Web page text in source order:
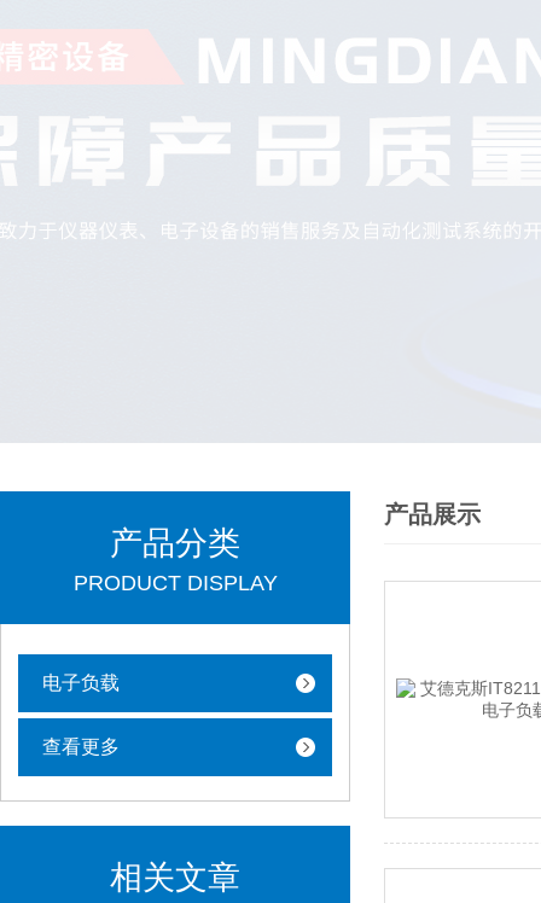
产品分类
PRODUCT DISPLAY
电子负载
查看更多
相关文章
产品展示